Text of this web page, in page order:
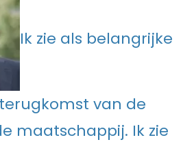
Ik zie als belangrijke
van de
maatschappij. Ik zie